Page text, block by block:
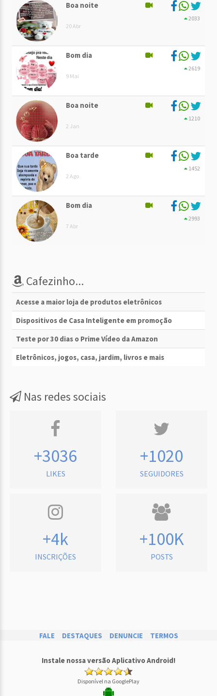
Boa noite
20 Abr
2033
Bom dia
9 Mai
2619
Boa noite
2 Jan
1210
Boa tarde
2 Ago
1452
Bom dia
7 Abr
2993
Cafezinho...
Acesse a maior loja de produtos eletrônicos
Dispositivos de Casa Inteligente em promoção
Teste por 30 dias o Prime Vídeo da Amazon
Eletrônicos, jogos, casa, jardim, livros e mais
Nas redes sociais
+3036
LIKES
+1020
SEGUIDORES
+4k
INSCRIÇÕES
+100K
POSTS
FALE DESTAQUES DENUNCIE TERMOS
Instale nossa versão Aplicativo Android!
Disponível na GooglePlay